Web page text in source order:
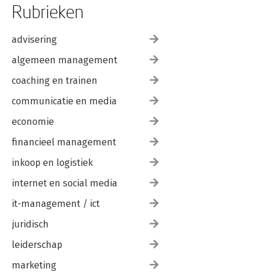
Rubrieken
advisering
algemeen management
coaching en trainen
communicatie en media
economie
financieel management
inkoop en logistiek
internet en social media
it-management / ict
juridisch
leiderschap
marketing